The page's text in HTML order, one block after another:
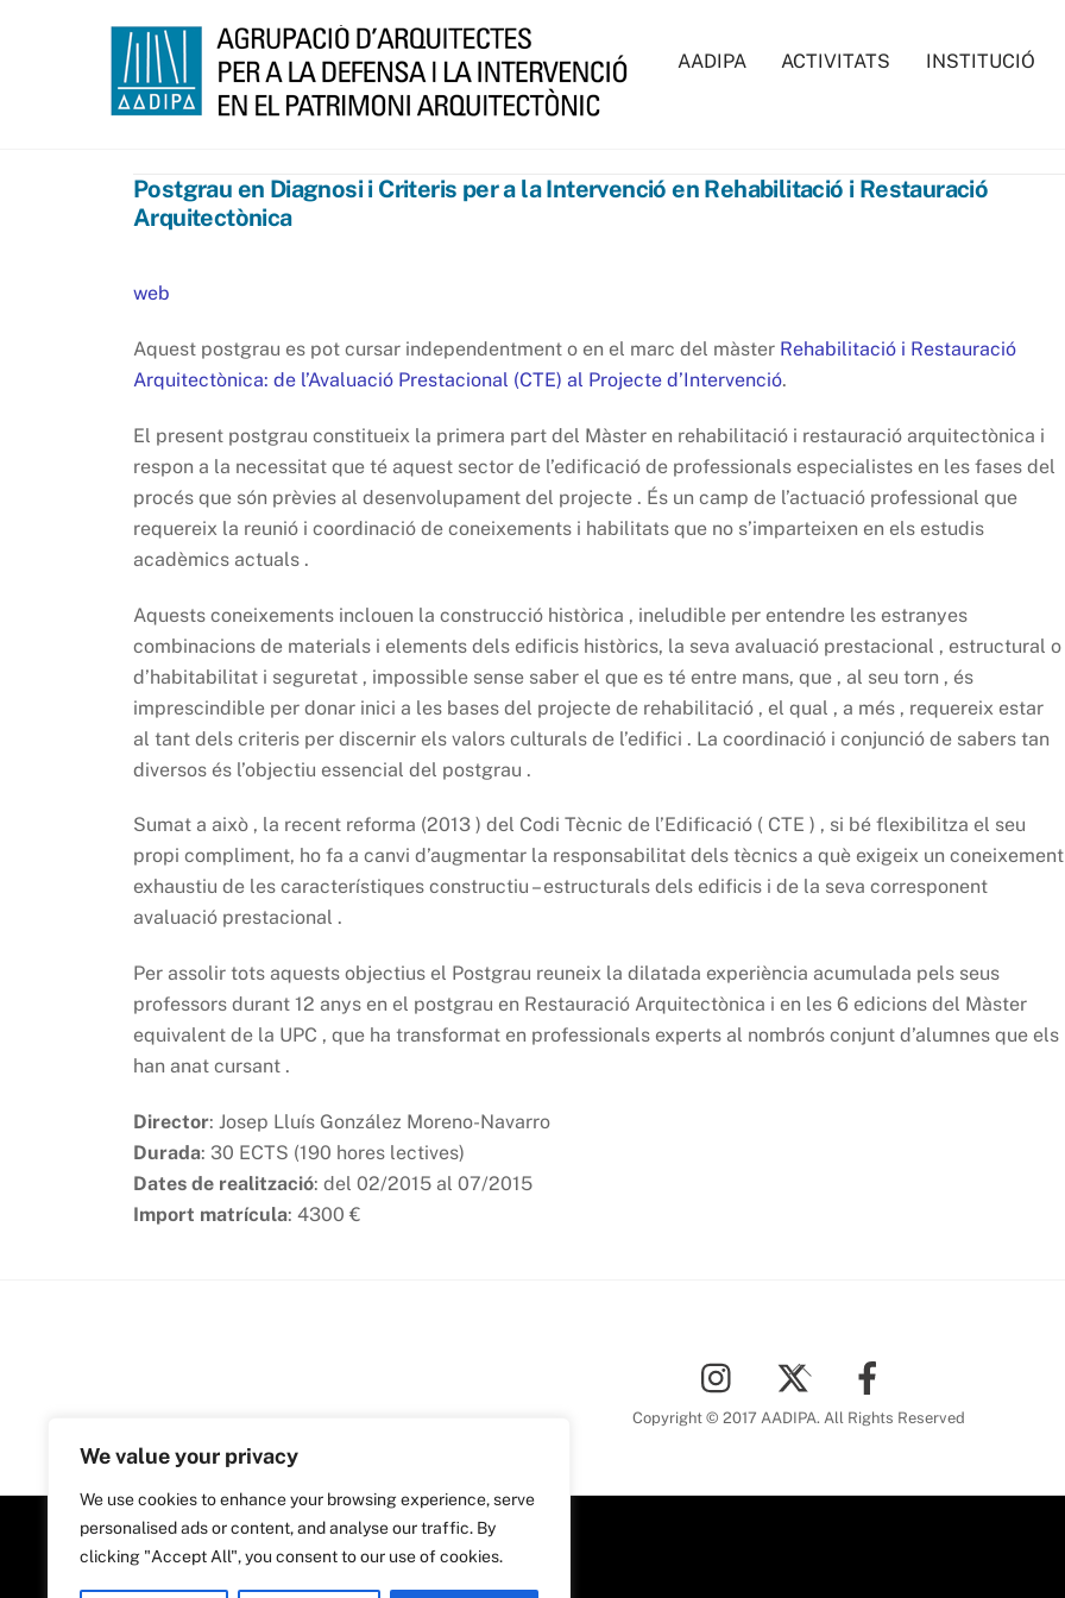
We value your privacy
We use cookies to enhance your browsing experience, serve
personalised ads or content, and analyse our traffic. By
clicking "Accept All", you consent to our use of cookies.
AADIPA ACTIVITATS INSTITUCIÓ
Postgrau en Diagnosi i Criteris per a la Intervenció en Rehabilitació i Restauració
Arquitectònica
web
Aquest postgrau es pot cursar independentment o en el marc del màster Rehabilitació i Restauració
Arquitectònica: de l’Avaluació Prestacional (CTE) al Projecte d’Intervenció.
El present postgrau constitueix la primera part del Màster en rehabilitació i restauració arquitectònica i
respon a la necessitat que té aquest sector de l’edificació de professionals especialistes en les fases del
procés que són prèvies al desenvolupament del projecte . És un camp de l’actuació professional que
requereix la reunió i coordinació de coneixements i habilitats que no s’imparteixen en els estudis
acadèmics actuals .
Aquests coneixements inclouen la construcció històrica , ineludible per entendre les estranyes
combinacions de materials i elements dels edificis històrics, la seva avaluació prestacional , estructural o
d’habitabilitat i seguretat , impossible sense saber el que es té entre mans, que , al seu torn , és
imprescindible per donar inici a les bases del projecte de rehabilitació , el qual , a més , requereix estar
al tant dels criteris per discernir els valors culturals de l’edifici . La coordinació i conjunció de sabers tan
diversos és l’objectiu essencial del postgrau .
Sumat a això , la recent reforma (2013 ) del Codi Tècnic de l’Edificació ( CTE ) , si bé flexibilitza el seu
propi compliment, ho fa a canvi d’augmentar la responsabilitat dels tècnics a què exigeix un coneixement
exhaustiu de les característiques constructiu – estructurals dels edificis i de la seva corresponent
avaluació prestacional .
Per assolir tots aquests objectius el Postgrau reuneix la dilatada experiència acumulada pels seus
professors durant 12 anys en el postgrau en Restauració Arquitectònica i en les 6 edicions del Màster
equivalent de la UPC , que ha transformat en professionals experts al nombrós conjunt d’alumnes que els
han anat cursant .
Director: Josep Lluís González Moreno-Navarro
Durada: 30 ECTS (190 hores lectives)
Dates de realització: del 02/2015 al 07/2015
Import matrícula: 4300 €
To
Top
Copyright © 2017 AADIPA. All Rights Reserved